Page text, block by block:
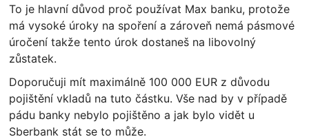
To je hlavní důvod proč používat Max banku, protože
má vysoké úroky na spoření a zároveň nemá pásmové
úročení takže tento úrok dostaneš na libovolný
zůstatek.
Doporučuji mít maximálně 100 000 EUR z důvodu
pojištění vkladů na tuto částku. Vše nad by v případě
pádu banky nebylo pojištěno a jak bylo vidět u
Sberbank stát se to může.